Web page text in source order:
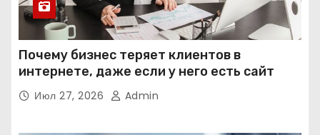
Почему бизнес теряет клиентов в
интернете, даже если у него есть сайт
Июл 27, 2026 Admin